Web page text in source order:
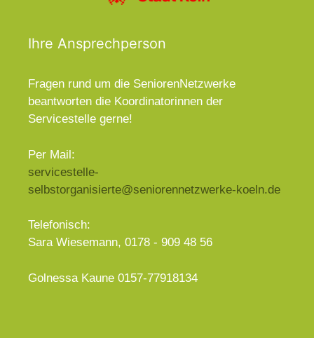
Ihre Ansprechperson
Fragen rund um die SeniorenNetzwerke
beantworten die Koordinatorinnen der
Servicestelle gerne!
Per Mail:
servicestelle-
selbstorganisierte@seniorennetzwerke-koeln.de
Telefonisch:
Sara Wiesemann, 0178 - 909 48 56
Golnessa Kaune 0157-77918134